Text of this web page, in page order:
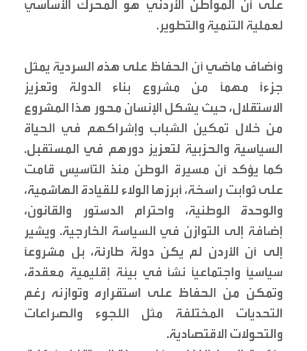
على أن المواطن الأردني هو المحرك الأساسي
لعملية التنمية والتطوير.
وأضاف ماضي أن الحفاظ على هذه السردية يمثل
جزءًا مهمًا من مشروع بناء الدولة وتعزيز
الاستقلال، حيث يشكل الإنسان محور هذا المشروع
من خلال تمكين الشباب وإشراكهم في الحياة
السياسية والحزبية لتعزيز دورهم في المستقبل.
كما يؤكد أن مسيرة الوطن منذ التأسيس قامت
على ثوابت راسخة، أبرزها الولاء للقيادة الهاشمية،
والوحدة الوطنية، واحترام الدستور والقانون،
إضافة إلى التوازن في السياسة الخارجية. ويشير
إلى أن الأردن لم يكن دولة طارئة، بل مشروعًا
سياسيًا واجتماعيًا نشأ في بيئة إقليمية معقدة،
وتمكن من الحفاظ على استقراره وتوازنه رغم
التحديات المختلفة مثل اللجوء والصراعات
والتحولات الاقتصادية.